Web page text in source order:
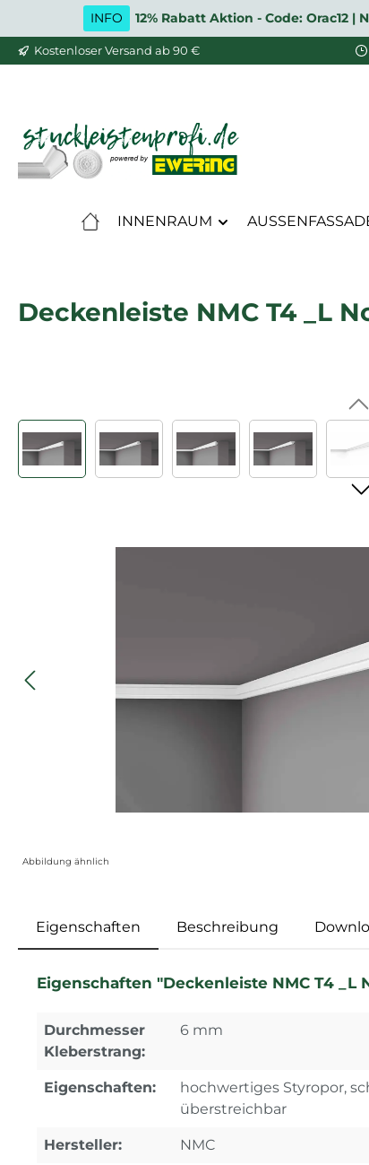
Hauptinhalt springen
Zur Suche springen
Zur Hauptnavigation springen
INFO 12% Rabatt Aktion - Code:
Kostenloser Versand ab 90 €
INNENRAUM AUSSENFASSADE
Deckenleiste NMC T4 _L
Bildergalerie überspringen
Abbildung ähnlich
Eigenschaften Beschreibung
Eigenschaften "Deckenleiste NMC T4
Durchmesser
Kleberstrang:
6 mm
Eigenschaften:
hochwertiges Styropor,
überstreichbar
Hersteller: NMC